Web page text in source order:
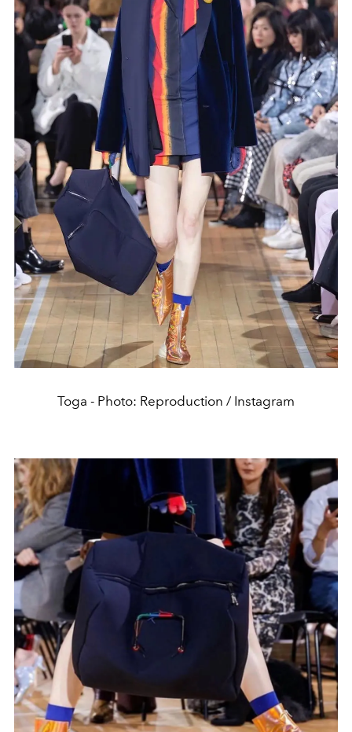
Toga - Photo: Reproduction / Instagram